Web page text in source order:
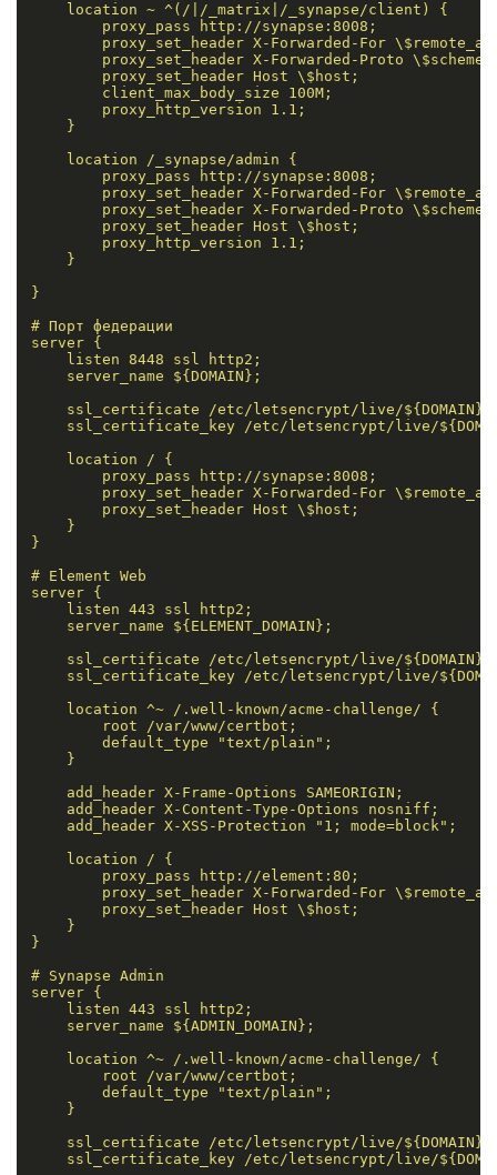
    location ~ ^(/|/_matrix|/_synapse/client) {
        proxy_pass http://synapse:8008;
proxy_set_header X-Forwarded-For
        proxy_set_header X-Forwarded-Proto \$scheme;
        proxy_set_header Host \$host;
        client_max_body_size 100M;
        proxy_http_version 1.1;
    }
    location /_synapse/admin {
        proxy_pass http://synapse:8008;
proxy_set_header X-Forwarded-For
        proxy_set_header X-Forwarded-Proto \$scheme;
        proxy_set_header Host \$host;
        proxy_http_version 1.1;
    }
}
# Порт федерации
server {
    listen 8448 ssl http2;
    server_name ${DOMAIN};
ssl_certificate /etc/letsencrypt/live/
ssl_certificate_key /etc/letsencrypt/live/
    location / {
        proxy_pass http://synapse:8008;
proxy_set_header X-Forwarded-For
        proxy_set_header Host \$host;
    }
}
# Element Web
server {
    listen 443 ssl http2;
    server_name ${ELEMENT_DOMAIN};
ssl_certificate /etc/letsencrypt/live/
ssl_certificate_key /etc/letsencrypt/live/
    location ^~ /.well-known/acme-challenge/ {
        root /var/www/certbot;
        default_type "text/plain";
    }
    add_header X-Frame-Options SAMEORIGIN;
    add_header X-Content-Type-Options nosniff;
    add_header X-XSS-Protection "1; mode=block";
    location / {
        proxy_pass http://element:80;
proxy_set_header X-Forwarded-For
        proxy_set_header Host \$host;
    }
}
# Synapse Admin
server {
    listen 443 ssl http2;
    server_name ${ADMIN_DOMAIN};
    location ^~ /.well-known/acme-challenge/ {
        root /var/www/certbot;
        default_type "text/plain";
    }
ssl_certificate /etc/letsencrypt/live/
ssl_certificate_key /etc/letsencrypt/live/